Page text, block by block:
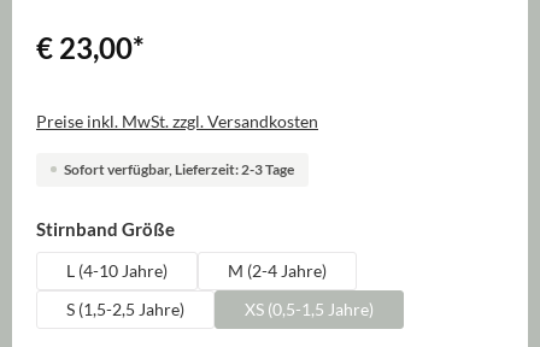
€ 23,00*
Preise inkl. MwSt. zzgl. Versandkosten
Sofort verfügbar, Lieferzeit: 2-3 Tage
Stirnband Größeauswählen
L (4-10 Jahre)
M (2-4 Jahre)
S (1,5-2,5 Jahre)
XS (0,5-1,5 Jahre)